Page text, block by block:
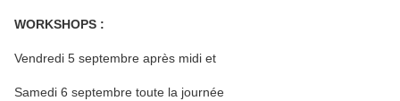
WORKSHOPS :
Vendredi 5 septembre après midi et
Samedi 6 septembre toute la journée